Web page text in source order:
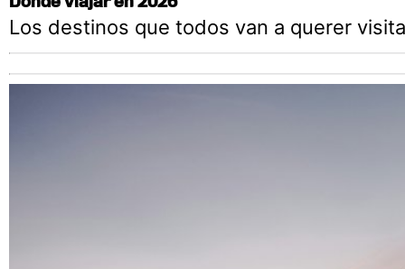
Los destinos que todos van a querer